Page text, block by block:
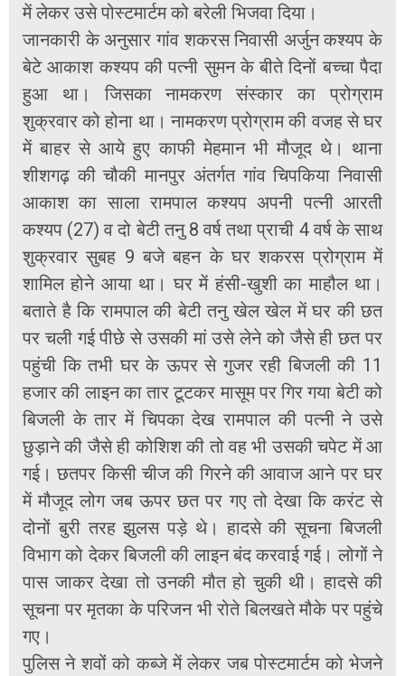
मेंलेकर उसे पोस्टमार्टम को बरेली भिजवा दिया।
जानकारी के अनुसार गांव शकरस निवासी अर्जुन कश्यप के
बेटे आकाश कश्यप की पत्नी सुमन के बीते दिनों बच्चा पैदा
हुआ था। जिसका नामकरण संस्कार का प्रोग्राम
शुक्रवार को होना था। नामकरण प्रोग्राम की वजह से घर
में बाहर से आये हुए काफी मेहमान भी मौजूद थे। थाना
शीशगढ़ की चौकी मानपुर अंतर्गत गांव चिपकिया निवासी
आकाश का साला रामपाल कश्यप अपनी पत्नी आरती
कश्यप (27) व दो बेटीतनु 8 वर्ष तथा प्राची 4 वर्ष के साथ
शुक्रवार सुबह 9 बजे बहन के घर शकरस प्रोग्राम में
शामिल होने आया था। घर में हंसी-खुशी का माहौल था।
बताते है कि रामपाल की बेटी तनु खेल खेल में घर की छत
पर चली गई पीछे से उसकी मां उसे लेने को जैसे ही छत पर
पहुंची कि तभी घर के ऊपर से गुजर रही बिजली की 11
हजार की लाइन का तार टूटकर मासूम पर गिर गया बेटी को
बिजली के तार में चिपका देख रामपाल की पत्नी ने उसे
छुड़ाने की जैसे ही कोशिश की तो वह भीउसकी चपेट में आ
गई। छतपर किसी चीज की गिरने की आवाज आने पर घर
में मौजूद लोग जब ऊपर छत पर गए तो देखा कि करंट से
दोनों बुरी तरह झुलस पड़े थे। हादसे की सूचना बिजली
विभाग को देकर बिजली की लाइन बंद करवाई गई। लोगों ने
पास जाकर देखा तो उनकी मौत हो चुकी थी। हादसे की
सूचना पर मृतका के परिजन भी रोते बिलखते मौके पर पहुंचे
गए।
पुलिस ने शवों को कब्जे में लेकर जब पोस्टमार्टम को भेजने